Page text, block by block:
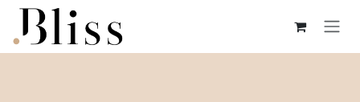
Se rendre au contenu